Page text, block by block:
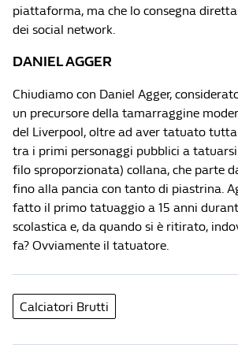
piattaforma, ma che lo consegna
dei social network.
DANIEL AGGER
Chiudiamo con Daniel Agger,
un precursore della tamarraggine
del Liverpool, oltre ad aver tatuato
tra i primi personaggi pubblici a tatuarsi
filo sproporzionata) collana, che parte
fino alla pancia con tanto di piastrina.
fatto il primo tatuaggio a 15 anni
scolastica e, da quando si è ritirato,
fa? Ovviamente il tatuatore.
Calciatori Brutti